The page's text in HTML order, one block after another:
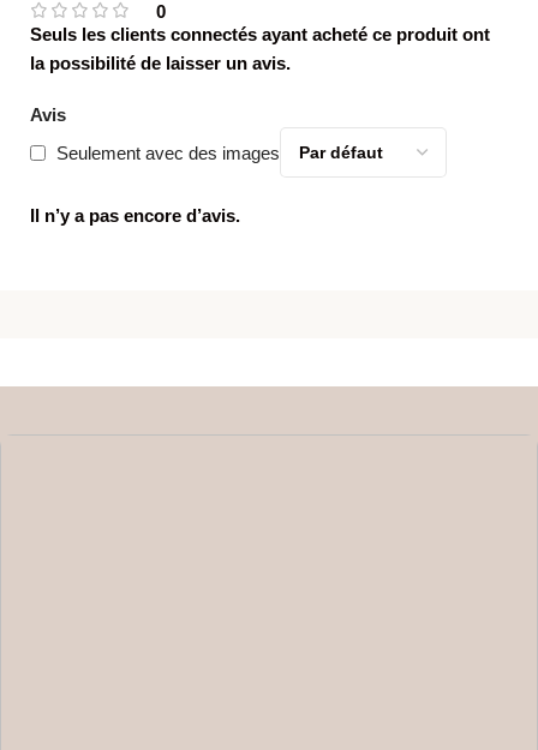
0
Avis
Seulement avec des images
Il n’y a pas encore d’avis.
Seuls les clients connectés ayant acheté ce produit ont
la possibilité de laisser un avis.